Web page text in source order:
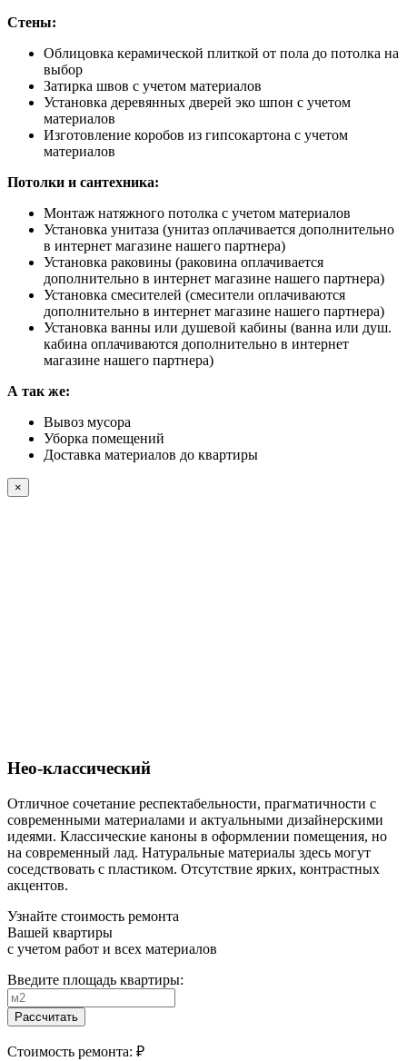
Стены:
Облицовка керамической плиткой от пола до потолка на
выбор
Затирка швов с учетом материалов
Установка деревянных дверей эко шпон с учетом
материалов
Изготовление коробов из гипсокартона с учетом
материалов
Потолки и сантехника:
Монтаж натяжного потолка с учетом материалов
Установка унитаза (унитаз оплачивается дополнительно
в интернет магазине нашего партнера)
Установка раковины (раковина оплачивается
дополнительно в интернет магазине нашего партнера)
Установка смесителей (смесители оплачиваются
дополнительно в интернет магазине нашего партнера)
Установка ванны или душевой кабины (ванна или душ.
кабина оплачиваются дополнительно в интернет
магазине нашего партнера)
А так же:
Вывоз мусора
Уборка помещений
Доставка материалов до квартиры
×
Нео-классический
Отличное сочетание респектабельности, прагматичности с
современными материалами и актуальными дизайнерскими
идеями. Классические каноны в оформлении помещения, но
на современный лад. Натуральные материалы здесь могут
соседствовать с пластиком. Отсутствие ярких, контрастных
акцентов.
Узнайте стоимость ремонта
Вашей квартиры
с учетом работ и всех материалов
Введите площадь квартиры:
Рассчитать
Стоимость ремонта: ₽